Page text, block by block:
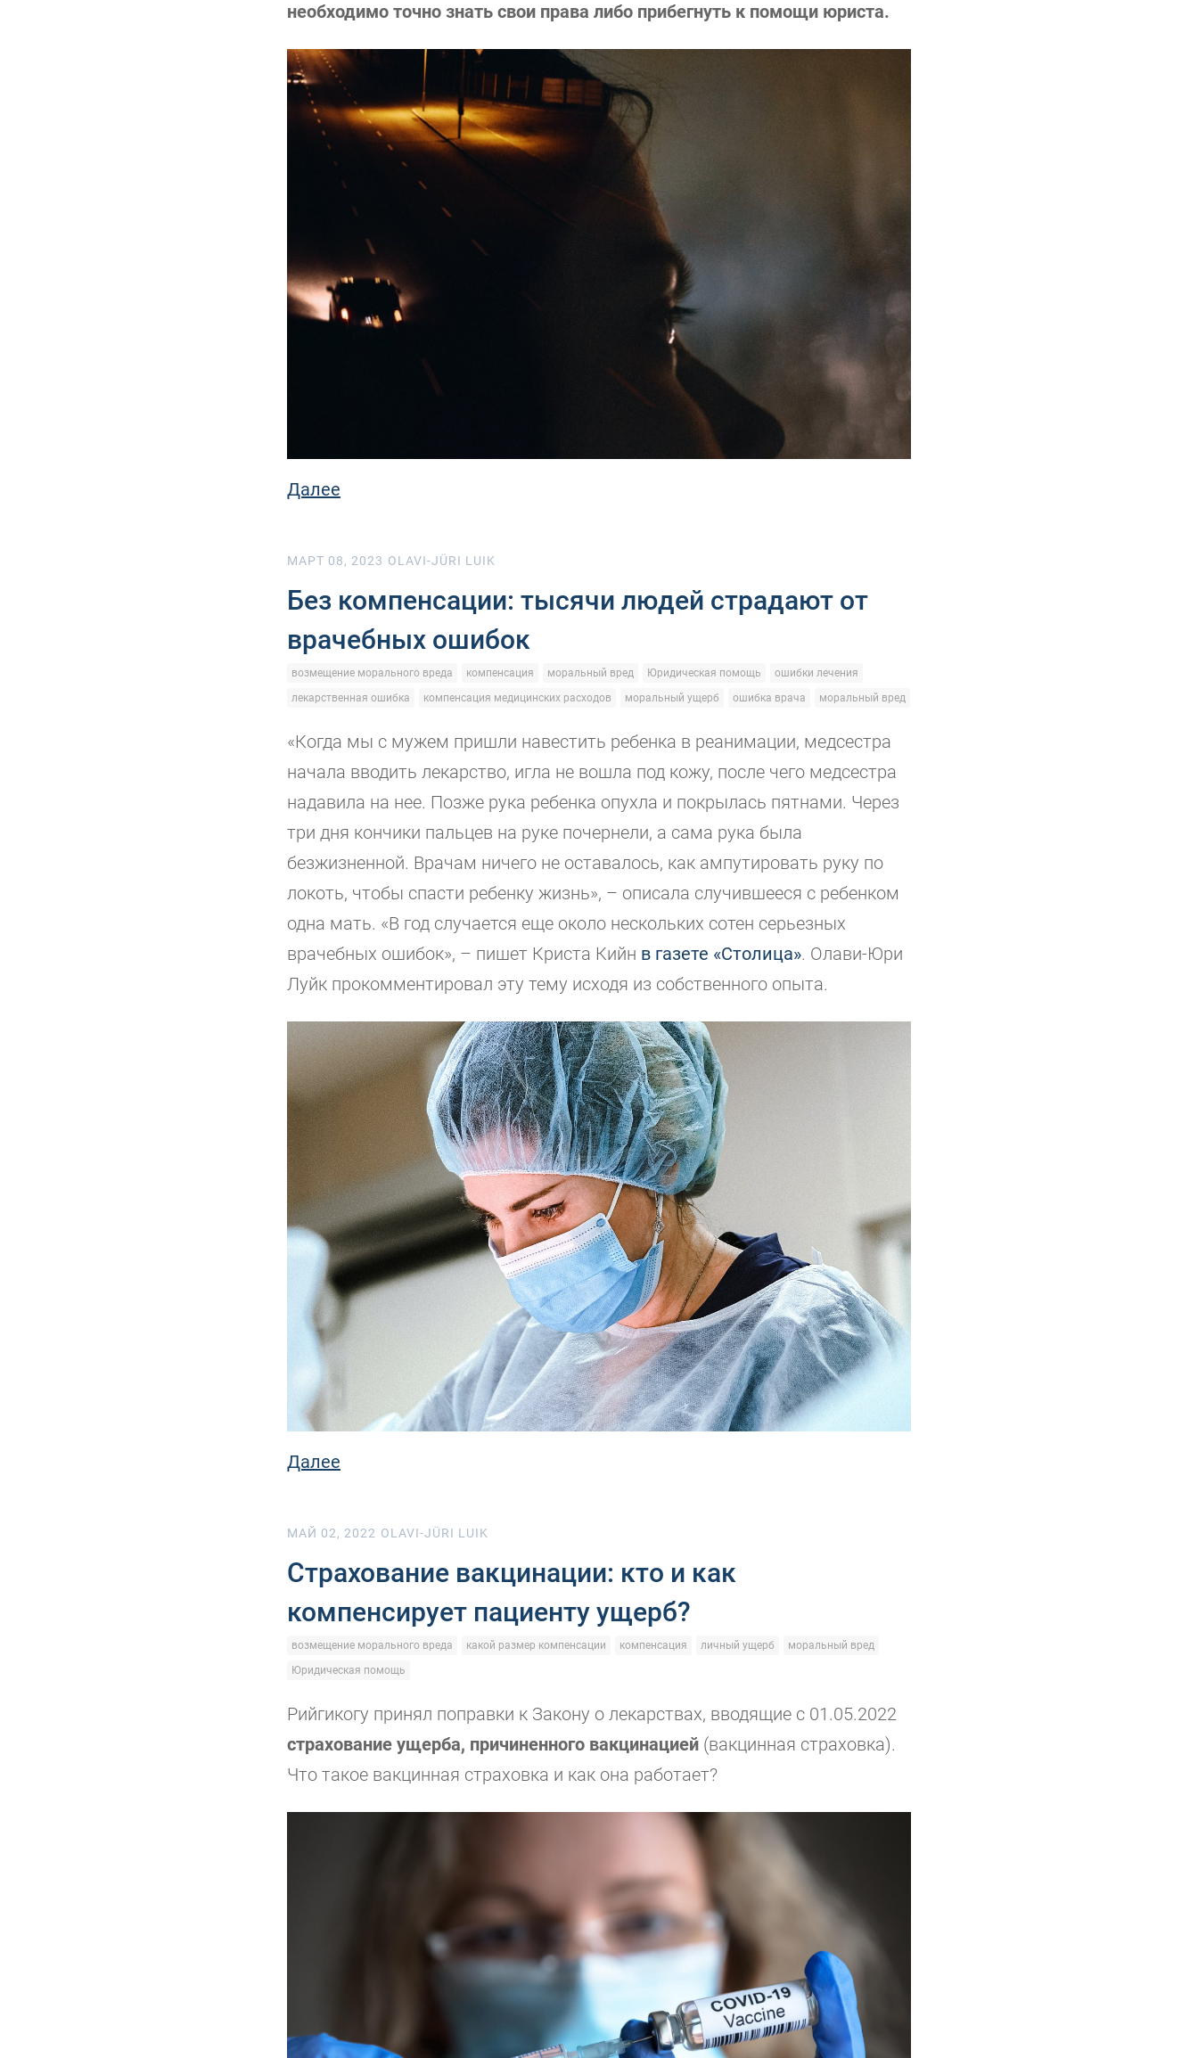
необходимо точно знать свои права либо прибегнуть к помощи юриста.
Далее
МАРТ 08, 2023 OLAVI-JÜRI LUIK
Без компенсации: тысячи людей страдают от
врачебных ошибок
возмещение морального вреда компенсация моральный вред Юридическая помощь
ошибки лечения
лекарственная ошибка
компенсация медицинских расходов моральный ущерб ошибка врача моральный вред
«Когда мы с мужем пришли навестить ребенка в реанимации, медсестра
начала вводить лекарство, игла не вошла под кожу, после чего медсестра
надавила на нее. Позже рука ребенка опухла и покрылась пятнами. Через
три дня кончики пальцев на руке почернели, а сама рука была
безжизненной. Врачам ничего не оставалось, как ампутировать руку по
локоть, чтобы спасти ребенку жизнь», – описала случившееся с ребенком
одна мать. «В год случается еще около нескольких сотен серьезных
врачебных ошибок», – пишет Криста Кийн в газете «Столица». Олави-Юри
Луйк прокомментировал эту тему исходя из собственного опыта.
Далее
МАЙ 02, 2022 OLAVI-JÜRI LUIK
Страхование вакцинации: кто и как
компенсирует пациенту ущерб?
возмещение морального вреда какой размер компенсации компенсация личный ущерб
моральный вред
Юридическая помощь
Рийгикогу принял поправки к Закону о лекарствах, вводящие с 01.05.2022
страхование ущерба, причиненного вакцинацией (вакцинная страховка).
Что такое вакцинная страховка и как она работает?